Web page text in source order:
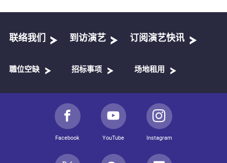
联络我们 到访演艺 订阅演艺快讯
職位空缺 招标事项 场地租用
Facebook YouTube Instagram